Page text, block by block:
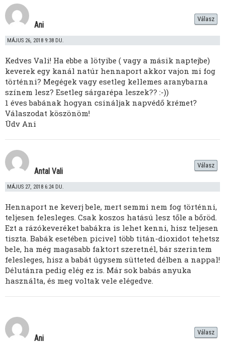
Ani
MÁJUS 26, 2018 9:38 DU.
Kedves Vali! Ha ebbe a lötyibe ( vagy a másik naptejbe)
keverek egy kanál natúr hennaport akkor vajon mi fog
történni? Megégek vagy esetleg kellemes aranybarna
színem lesz? Esetleg sárgarépa leszek?? :-))
1 éves babának hogyan csináljak napvédő krémet?
Válaszodat köszönöm!
Üdv Ani
Válasz
Antal Vali
MÁJUS 27, 2018 6:24 DU.
Hennaport ne keverj bele, mert semmi nem fog történni,
teljesen felesleges. Csak koszos hatású lesz tőle a bőröd.
Ezt a rázókeveréket babákra is lehet kenni, hisz teljesen
tiszta. Babák esetében picivel több titán-dioxidot tehetsz
bele, ha még magasabb faktort szeretnél, bár szerintem
felesleges, hisz a babát úgysem sütteted délben a nappal!
Délutánra pedig elég ez is. Már sok babás anyuka
használta, és meg voltak vele elégedve.
Válasz
Ani
Válasz